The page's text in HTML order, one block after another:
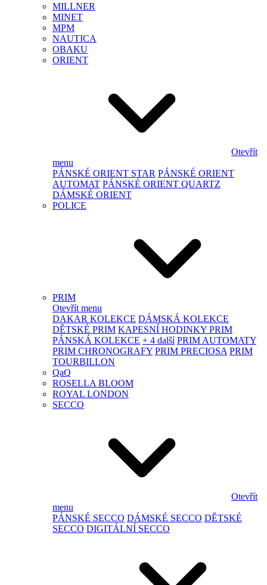
MILLNER
MINET
MPM
NAUTICA
OBAKU
ORIENT
Otevřít
menu
PÁNSKÉ ORIENT STAR PÁNSKÉ ORIENT
AUTOMAT PÁNSKÉ ORIENT QUARTZ
DÁMSKÉ ORIENT
POLICE
PRIM
Otevřít menu
DAKAR KOLEKCE DÁMSKÁ KOLEKCE
DĚTSKÉ PRIM KAPESNÍ HODINKY PRIM
PÁNSKÁ KOLEKCE + 4 další PRIM AUTOMATY
PRIM CHRONOGRAFY PRIM PRECIOSA PRIM
TOURBILLON
QaQ
ROSELLA BLOOM
ROYAL LONDON
SECCO
Otevřít
menu
PÁNSKÉ SECCO DÁMSKÉ SECCO DĚTSKÉ
SECCO DIGITÁLNÍ SECCO